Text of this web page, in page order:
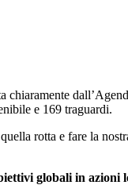
chiaramente
e 169 traguardi.
rotta e fare la
globali in azioni